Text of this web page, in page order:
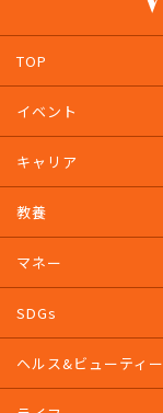
TOP
イベント
キャリア
教養
マネー
SDGs
ヘルス&ビューティー